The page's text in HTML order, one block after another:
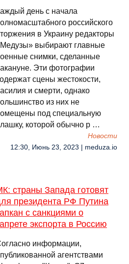
день с начала
российского
в Украину редакторы
выбирают главные
снимки, сделанные
Эти фотографии
сцены жестокости,
и смерти, однако
из них не
под специальную
которой обычно р …
Новости
12:30, Июнь 23, 2023 | meduza.io
страны Запада готовят
президента РФ Путина
с санкциями о
экспорта в Россию
информации,
агентствами